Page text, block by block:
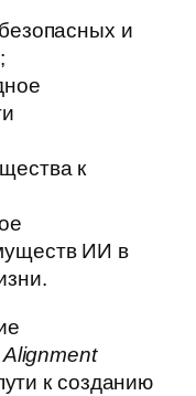
и
к
ИИ в
Alignment
к созданию